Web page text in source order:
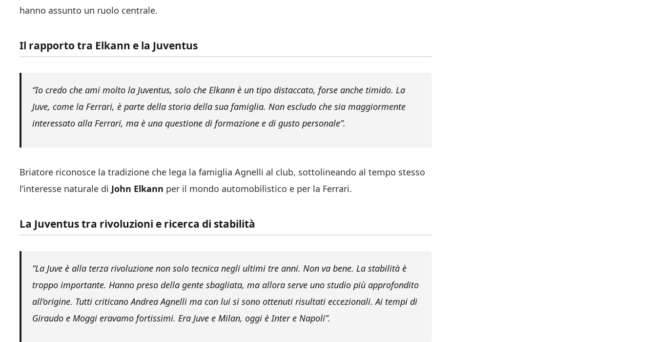
hanno assunto un ruolo centrale.
Il rapporto tra Elkann e la Juventus
“Io credo che ami molto la Juventus, solo che Elkann è un tipo distaccato, forse anche timido. La
Juve, come la Ferrari, è parte della storia della sua famiglia. Non escludo che sia maggiormente
interessato alla Ferrari, ma è una questione di formazione e di gusto personale”.
Briatore riconosce la tradizione che lega la famiglia Agnelli al club, sottolineando al tempo stesso
l’interesse naturale di John Elkann per il mondo automobilistico e per la Ferrari.
La Juventus tra rivoluzioni e ricerca di stabilità
“La Juve è alla terza rivoluzione non solo tecnica negli ultimi tre anni. Non va bene. La stabilità è
troppo importante. Hanno preso della gente sbagliata, ma allora serve uno studio più approfondito
all’origine. Tutti criticano Andrea Agnelli ma con lui si sono ottenuti risultati eccezionali. Ai tempi di
Giraudo e Moggi eravamo fortissimi. Era Juve e Milan, oggi è Inter e Napoli”.